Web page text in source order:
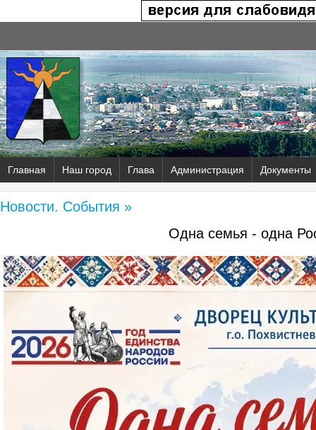
Главная Наш город Глава Администрация Документы
Новости. События »
Одна семья - одна